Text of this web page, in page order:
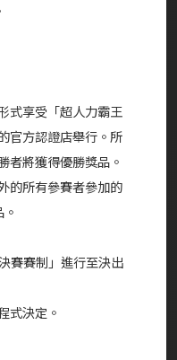
式享受「超人力霸王
官方認證店舉行。所
者將獲得優勝獎品。
的所有參賽者參加的
賽賽制」進行至決出
式決定。